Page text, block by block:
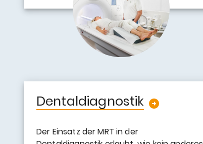
Dentaldiagnostik
Der Einsatz der MRT in der